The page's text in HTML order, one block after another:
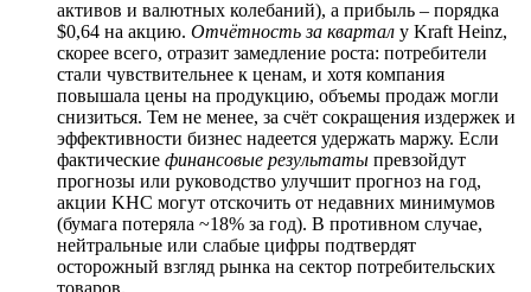
активов и валютных колебаний), а прибыль – порядка
$0,64 на акцию. Отчётность за квартал у Kraft Heinz,
скорее всего, отразит замедление роста: потребители
стали чувствительнее к ценам, и хотя компания
повышала цены на продукцию, объемы продаж могли
снизиться. Тем не менее, за счёт сокращения издержек и
эффективности бизнес надеется удержать маржу. Если
фактические финансовые результаты превзойдут
прогнозы или руководство улучшит прогноз на год,
акции KHC могут отскочить от недавних минимумов
(бумага потеряла ~18% за год). В противном случае,
нейтральные или слабые цифры подтвердят
осторожный взгляд рынка на сектор потребительских
товаров.